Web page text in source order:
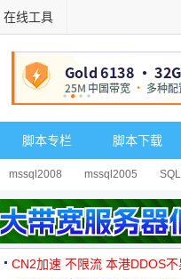
在线工具
脚本专栏 脚本下载
mssql2008 mssql2005
CN2加速 不限流 本港DDOS不